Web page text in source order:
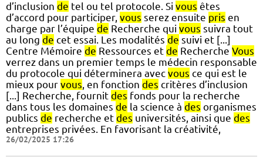
d’inclusion de tel ou tel protocole. Si vous êtes
d’accord pour participer, vous serez ensuite pris en
charge par l’équipe de Recherche qui vous suivra tout
au long de cet essai. Les modalités de suivi et [...]
Centre Mémoire de Ressources et de Recherche Vous
verrez dans un premier temps le médecin responsable
du protocole qui déterminera avec vous ce qui est le
mieux pour vous, en fonction des critères d’inclusion
[...] Recherche, fournit des fonds pour la recherche
dans tous les domaines de la science à des organismes
publics de recherche et des universités, ainsi que des
entreprises privées. En favorisant la créativité,
26/02/2025 17:26